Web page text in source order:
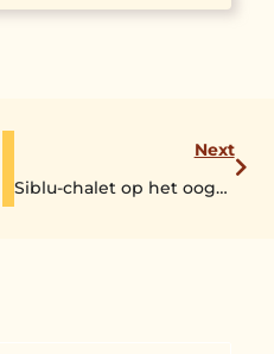
Next
Siblu-chalet op het oog? Check eerst de doorverkoopregels